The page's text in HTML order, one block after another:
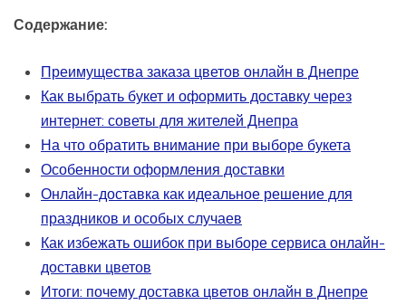
Содержание:
Преимущества заказа цветов онлайн в Днепре
Как выбрать букет и оформить доставку через
интернет: советы для жителей Днепра
На что обратить внимание при выборе букета
Особенности оформления доставки
Онлайн-доставка как идеальное решение для
праздников и особых случаев
Как избежать ошибок при выборе сервиса онлайн-
доставки цветов
Итоги: почему доставка цветов онлайн в Днепре